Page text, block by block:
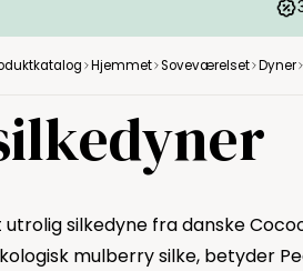
Hjemmet Soveværelset Dyner
silkedyne fra danske
mulberry silke, betyder